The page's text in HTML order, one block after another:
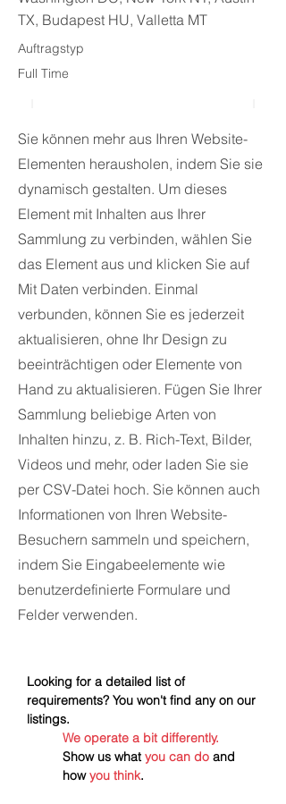
TX, Budapest HU, Valletta MT
Auftragstyp
Full Time
Sie können mehr aus Ihren Website-
Elementen herausholen, indem Sie sie
dynamisch gestalten. Um dieses
Element mit Inhalten aus Ihrer
Sammlung zu verbinden, wählen Sie
das Element aus und klicken Sie auf
Mit Daten verbinden. Einmal
verbunden, können Sie es jederzeit
aktualisieren, ohne Ihr Design zu
beeinträchtigen oder Elemente von
Hand zu aktualisieren. Fügen Sie Ihrer
Sammlung beliebige Arten von
Inhalten hinzu, z. B. Rich-Text, Bilder,
Videos und mehr, oder laden Sie sie
per CSV-Datei hoch. Sie können auch
Informationen von Ihren Website-
Besuchern sammeln und speichern,
indem Sie Eingabeelemente wie
benutzerdefinierte Formulare und
Felder verwenden.
Looking for a detailed list of
requirements? You won't find any on our
listings.
We operate a bit differently.
Show us what you can do and
how you think.